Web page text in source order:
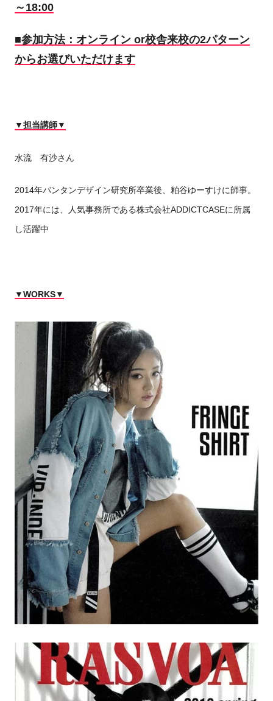
～18:00
■参加方法：オンライン or校舎来校の2パターン
からお選びいただけます
▼担当講師▼
水流 有沙さん
2014年バンタンデザイン研究所卒業後、粕谷ゆーすけに師事。
2017年には、人気事務所である株式会社ADDICTCASEに所属
し活躍中
▼WORKS▼